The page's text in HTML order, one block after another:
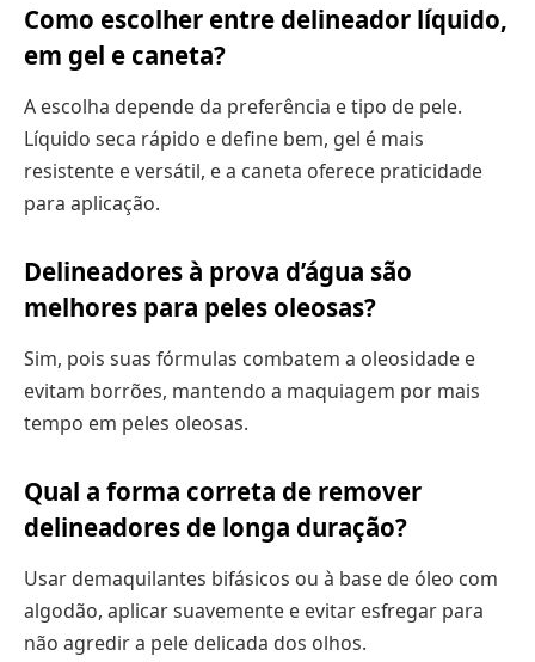
Como escolher entre delineador líquido,
em gel e caneta?
A escolha depende da preferência e tipo de pele.
Líquido seca rápido e define bem, gel é mais
resistente e versátil, e a caneta oferece praticidade
para aplicação.
Delineadores à prova d’água são
melhores para peles oleosas?
Sim, pois suas fórmulas combatem a oleosidade e
evitam borrões, mantendo a maquiagem por mais
tempo em peles oleosas.
Qual a forma correta de remover
delineadores de longa duração?
Usar demaquilantes bifásicos ou à base de óleo com
algodão, aplicar suavemente e evitar esfregar para
não agredir a pele delicada dos olhos.